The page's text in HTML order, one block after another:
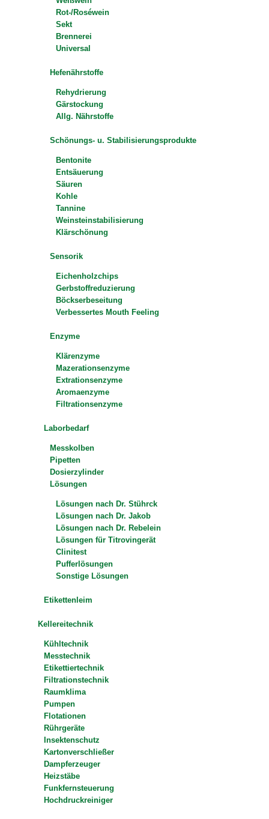
Rot-/Roséwein
Sekt
Brennerei
Universal
Hefenährstoffe
Rehydrierung
Gärstockung
Allg. Nährstoffe
Schönungs- u. Stabilisierungsprodukte
Bentonite
Entsäuerung
Säuren
Kohle
Tannine
Weinsteinstabilisierung
Klärschönung
Sensorik
Eichenholzchips
Gerbstoffreduzierung
Böckserbeseitung
Verbessertes Mouth Feeling
Enzyme
Klärenzyme
Mazerationsenzyme
Extrationsenzyme
Aromaenzyme
Filtrationsenzyme
Laborbedarf
Messkolben
Pipetten
Dosierzylinder
Lösungen
Lösungen nach Dr. Stührck
Lösungen nach Dr. Jakob
Lösungen nach Dr. Rebelein
Lösungen für Titrovingerät
Clinitest
Pufferlösungen
Sonstige Lösungen
Etikettenleim
Kellereitechnik
Kühltechnik
Messtechnik
Etikettiertechnik
Filtrationstechnik
Raumklima
Pumpen
Flotationen
Rührgeräte
Insektenschutz
Kartonverschließer
Dampferzeuger
Heizstäbe
Funkfernsteuerung
Hochdruckreiniger